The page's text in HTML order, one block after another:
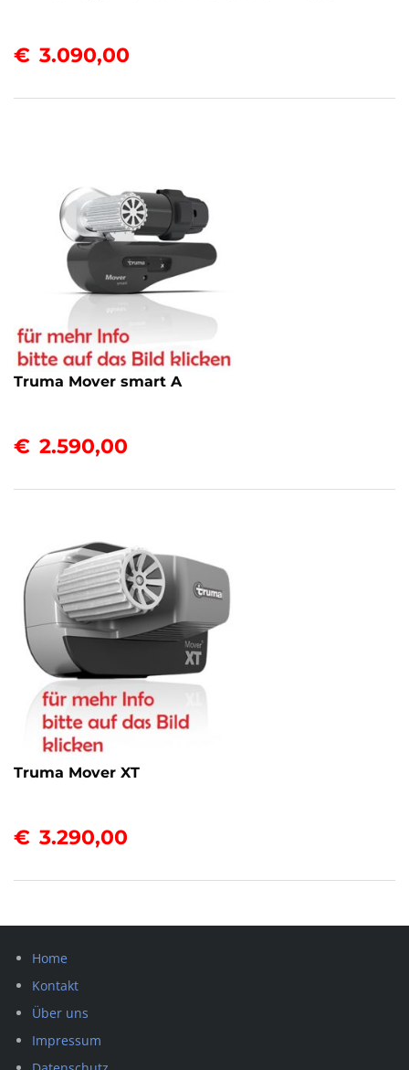
€ 3.090,00
Truma Mover smart A
€ 2.590,00
Truma Mover XT
€ 3.290,00
Home
Kontakt
Über uns
Impressum